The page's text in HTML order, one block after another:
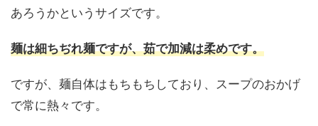
あろうかというサイズです。
麺は細ちぢれ麺ですが、茹で加減は柔めです。
ですが、麺自体はもちもちしており、スープのおかげ
で常に熱々です。